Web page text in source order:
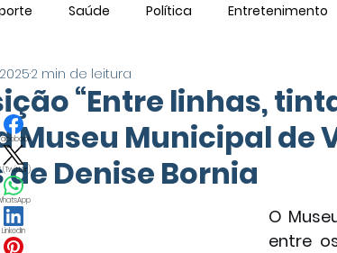
Saúde Política Entretenimento
“Entre linhas,
Museu Municipal de
Denise Bornia
2 min de leitura
O
entre
(Twitter)
LinkedIn